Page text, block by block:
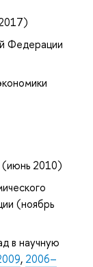
Федерации
(июнь 2010)
(ноябрь
в научную
, 2006–